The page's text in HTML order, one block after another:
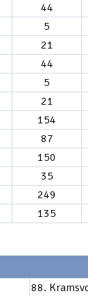
44
5
21
44
5
21
154
87
150
35
249
135
88.